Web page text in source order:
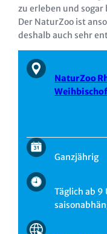
zu erleben und
Der NaturZoo ist
deshalb auch sehr
NaturZoo
Ganzjährig
Täglich ab 9